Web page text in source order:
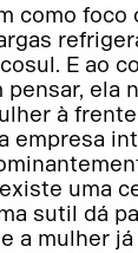
como foco
E ao
ela
à
empresa
uma
sutil dá
a mulher